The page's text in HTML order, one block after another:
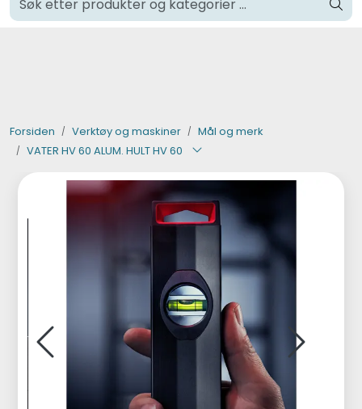
Skip to main content Klikk og hent i Oslo
Forsiden Verktøy og maskiner
Mål og merk
VATER HV 60 ALUM. HULT HV 60
Byggevarer